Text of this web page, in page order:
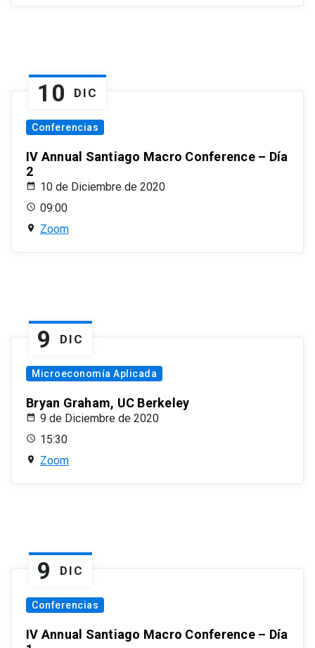
10 DIC
Conferencias
IV Annual Santiago Macro Conference – Día
2
10 de Diciembre de 2020
09:00
Zoom
9 DIC
Microeconomía Aplicada
Bryan Graham, UC Berkeley
9 de Diciembre de 2020
15:30
Zoom
9 DIC
Conferencias
IV Annual Santiago Macro Conference – Día